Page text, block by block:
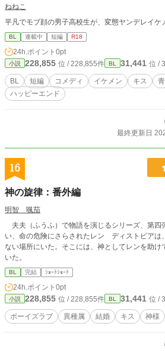
ねねこ
平凡でモブ顔の男子高校生が、変態ヤンデレイケ
BL 連載中 短編 R18
24h.ポイント 0pt
小説 228,855 位 / 228,855件 BL 31,441 位 /
BL 短編 コメディ イケメン キス
ハッピーエンド
最終更新日
16
神の旋律：番外編
明智 颯茄
夫夫（ふうふ）で物語を演じるシリーズ、第四弾。 心の中に悪魔が
い、命の危険にさらされたレン ディストピアは
ない場所にいた。そこには、神としてレンを助
いた。
BL 完結 ｼｮｰﾄｼｮｰﾄ
24h.ポイント 0pt
小説 228,855 位 / 228,855件 BL 31,441 位 /
ボーイズラブ 異種属 結婚 キス 神様